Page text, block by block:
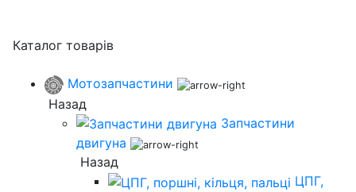
Каталог товарів
Мотозапчастини
Назад
Запчастини
двигуна
Назад
ЦПГ,